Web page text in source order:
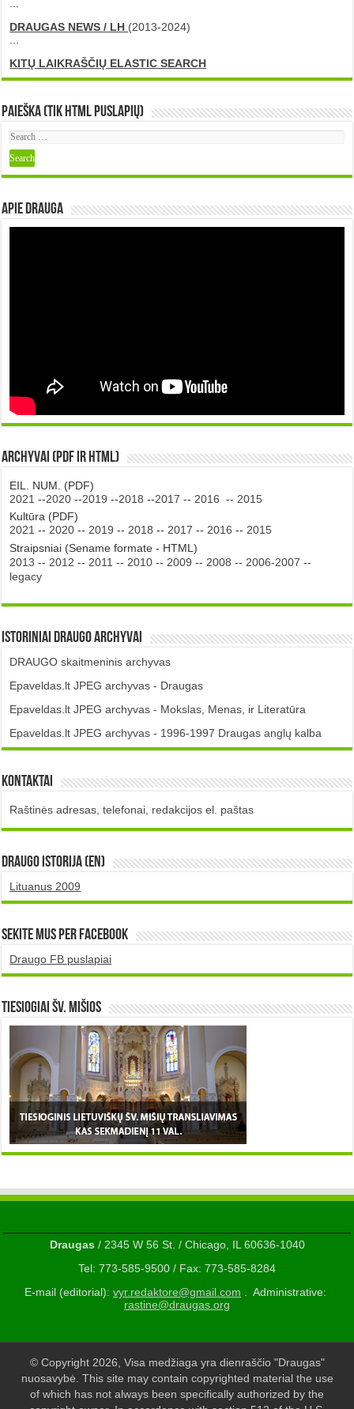
DRAUGAS NEWS / LH (2013-2024)
KITŲ LAIKRAŠČIŲ ELASTIC SEARCH
Paieška (tik HTML puslapių)
Apie DRAUGA
Archyvai (PDF ir HTML)
EIL. NUM. (PDF)
2021 --2020 --2019 --2018 --2017 -- 2016 -- 2015
Kultūra (PDF)
2021 -- 2020 -- 2019 -- 2018 -- 2017 -- 2016 -- 2015
Straipsniai (Sename formate - HTML)
2013 -- 2012 -- 2011 -- 2010 -- 2009 -- 2008 -- 2006-2007 --
legacy
Istoriniai DRAUGO Archyvai
DRAUGO skaitmeninis archyvas
Epaveldas.lt JPEG archyvas - Draugas
Epaveldas.lt JPEG archyvas - Mokslas, Menas, ir Literatūra
Epaveldas.lt JPEG archyvas - 1996-1997 Draugas anglų kalba
Kontaktai
Raštinės adresas, telefonai, redakcijos el. paštas
DRAUGO istorija (EN)
Lituanus 2009
Sekite mus per Facebook
Draugo FB puslapiai
TIESIOGIAI šv. MIŠIOS
Draugas/ 2345 W 56 St. / Chicago, IL 60636-1040
Tel: 773-585-9500 / Fax: 773-585-8284
E-mail (editorial): vyr.redaktore@gmail.com . Administrative:
rastine@draugas.org
© Copyright 2026, Visa medžiaga yra dienraščio "Draugas"
nuosavybė. This site may contain copyrighted material the use
of which has not always been specifically authorized by the